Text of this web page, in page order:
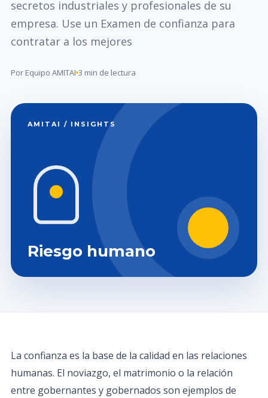
secretos industriales y profesionales de su
empresa. Use un Examen de confianza para
contratar a los mejores
Por Equipo AMITAI 3 min de lectura
AMITAI / INSIGHTS
Riesgo humano
La confianza es la base de la calidad en las relaciones
humanas. El noviazgo, el matrimonio o la relación
entre gobernantes y gobernados son ejemplos de